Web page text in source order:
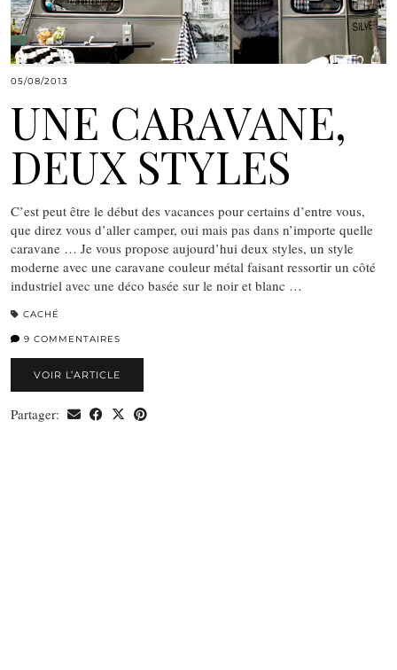
05/08/2013
UNE CARAVANE,
DEUX STYLES
C’est peut être le début des vacances pour certains d’entre vous,
que direz vous d’aller camper, oui mais pas dans n’importe quelle
caravane … Je vous propose aujourd’hui deux styles, un style
moderne avec une caravane couleur métal faisant ressortir un côté
industriel avec une déco basée sur le noir et blanc …
CACHÉ
9 COMMENTAIRES
VOIR L’ARTICLE
Partager: